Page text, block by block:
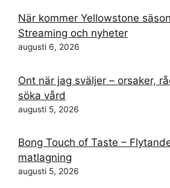
När kommer Yellowstone
Streaming och nyheter
augusti 6, 2026
Ont när jag sväljer – orsaker,
söka vård
augusti 5, 2026
Bong Touch of Taste –
matlagning
augusti 5, 2026